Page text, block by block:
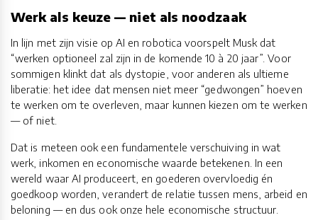
Werk als keuze — niet als noodzaak
In lijn met zijn visie op AI en robotica voorspelt Musk dat
“werken optioneel zal zijn in de komende 10 à 20 jaar”. Voor
sommigen klinkt dat als dystopie, voor anderen als ultieme
liberatie: het idee dat mensen niet meer “gedwongen” hoeven
te werken om te overleven, maar kunnen kiezen om te werken
— of niet.
Dat is meteen ook een fundamentele verschuiving in wat
werk, inkomen en economische waarde betekenen. In een
wereld waar AI produceert, en goederen overvloedig én
goedkoop worden, verandert de relatie tussen mens, arbeid en
beloning — en dus ook onze hele economische structuur.